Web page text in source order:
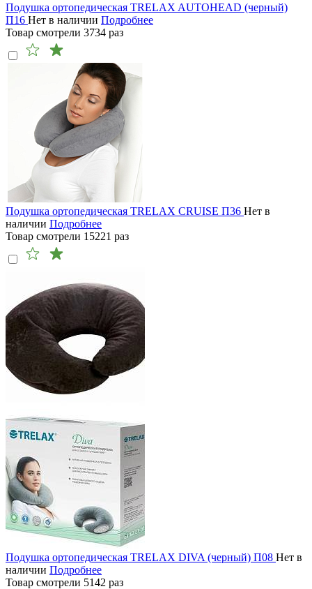
Подушка ортопедическая TRELAX AUTOHEAD (черный)
П16 Нет в наличии Подробнее
Товар смотрели 3734 раз
Подушка ортопедическая TRELAX CRUISE П36 Нет в
наличии Подробнее
Товар смотрели 15221 раз
Подушка ортопедическая TRELAX DIVA (черный) П08 Нет в
наличии Подробнее
Товар смотрели 5142 раз